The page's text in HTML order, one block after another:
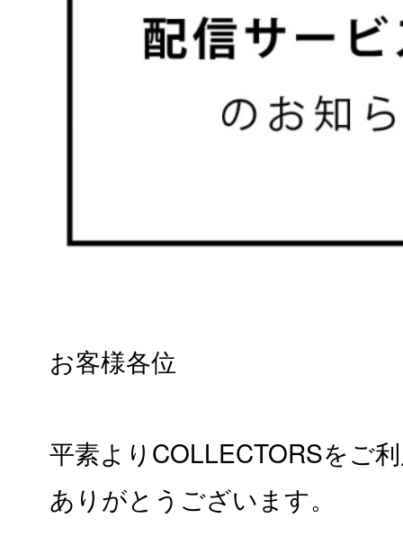
お客様各位
平素よりCOLLECTORSをご
ありがとうございます。